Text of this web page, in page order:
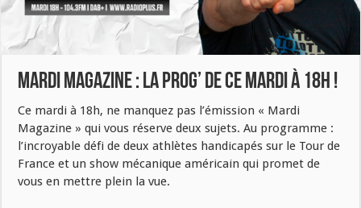
Mardi Magazine : La prog’ de ce Mardi à 18h !
Ce mardi à 18h, ne manquez pas l’émission « Mardi
Magazine » qui vous réserve deux sujets. Au programme :
l’incroyable défi de deux athlètes handicapés sur le Tour de
France et un show mécanique américain qui promet de
vous en mettre plein la vue.